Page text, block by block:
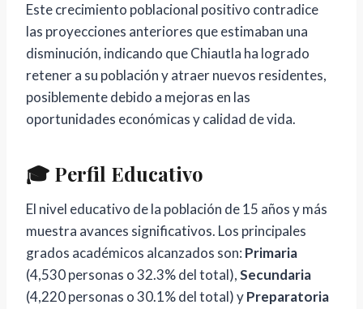
Este crecimiento poblacional positivo contradice
las proyecciones anteriores que estimaban una
disminución, indicando que Chiautla ha logrado
retener a su población y atraer nuevos residentes,
posiblemente debido a mejoras en las
oportunidades económicas y calidad de vida.
🎓 Perfil Educativo
El nivel educativo de la población de 15 años y más
muestra avances significativos. Los principales
grados académicos alcanzados son: Primaria
(4,530 personas o 32.3% del total),Secundaria
(4,220 personas o 30.1% del total) yPreparatoria